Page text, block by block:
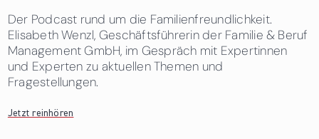
Der Podcast rund um die Familienfreundlichkeit.
Elisabeth Wenzl, Geschäftsführerin der Familie & Beruf
Management GmbH, im Gespräch mit Expertinnen
und Experten zu aktuellen Themen und
Fragestellungen.
Jetzt reinhören